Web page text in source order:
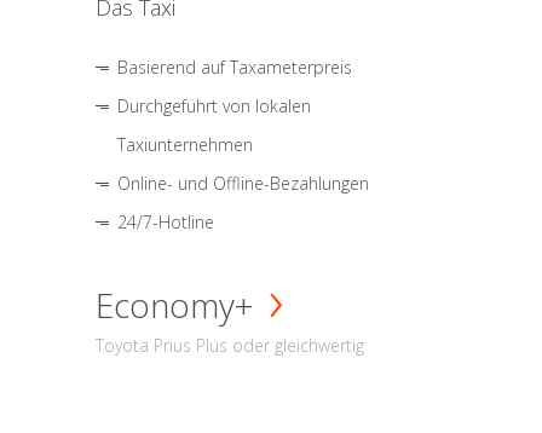
Das Taxi
Basierend auf Taxameterpreis
Durchgeführt von lokalen
Taxiunternehmen
Online- und Offline-Bezahlungen
24/7-Hotline
Economy+
Toyota Prius Plus oder gleichwertig